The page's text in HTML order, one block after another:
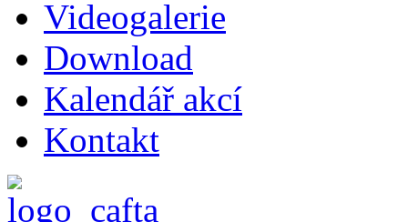
Videogalerie
Download
Kalendář akcí
Kontakt